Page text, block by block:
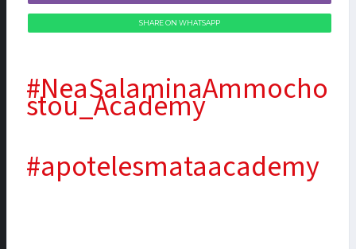
SHARE ON WHATSAPP
#NeaSalaminaAmmocho
stou_Academy
#apotelesmataacademy